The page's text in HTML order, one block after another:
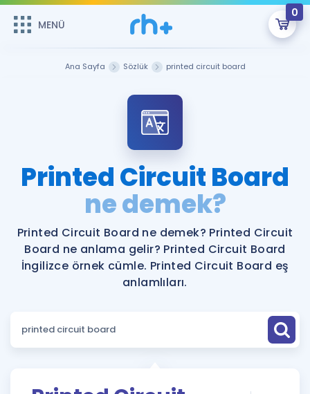
MENÜ
0
Şifremi Hatırlamıyorum
Sepetin Şu An Boş.
Remzi Hoca ile seni sınava hazırlayacak onlarca eğitim seni
bekliyor!
MENÜ
Faydalı Araçlar
Ücretsiz Kaynaklar
ÖSYM Sınav Takvimi
Blog
İngilizce Gramer
Kariyer
Ana Sayfa Sözlük printed circuit board
Printed Circuit Board
ne demek?
Printed Circuit Board ne demek? Printed Circuit
Board ne anlama gelir? Printed Circuit Board
İngilizce örnek cümle. Printed Circuit Board eş
anlamlıları.